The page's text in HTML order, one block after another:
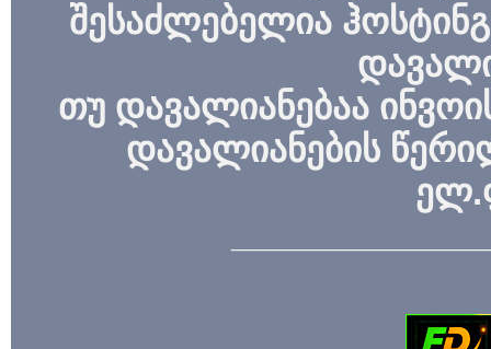
შესაძლებელია
თუ დავალიანებაა
დავალიანების